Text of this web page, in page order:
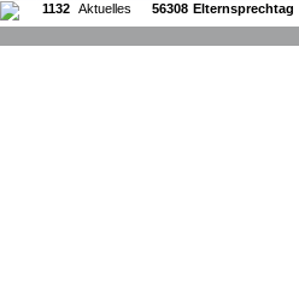
1132 Aktuelles 56308 Elternsprechtag